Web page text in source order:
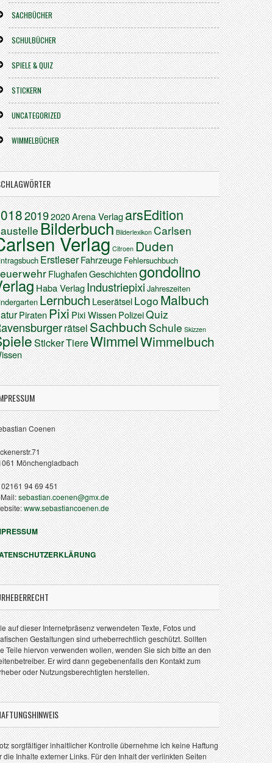
SACHBÜCHER
SCHULBÜCHER
SPIELE & QUIZ
STICKERN
UNCATEGORIZED
WIMMELBÜCHER
20192020Arena VerlagarsEdition
Bilderbuch Bilderlexikon Carlsen
VerlagCitroen Duden
ErstleserFahrzeugeFehlersuchbuch
FlughafenGeschichtengondolino
Haba VerlagIndustriepixiJahreszeiten
LernbuchLeserätselLogoMalbuch
PiratenPixiPixi WissenPolizeiQuiz
rätselSachbuchSchule Skizzen
StickerTiereWimmelWimmelbuch
Coenen
Mönchengladbach
94 69 451
Mail:sebastian.coenen@gmx.de
www.sebastiancoenen.de
auf dieser Internetpräsenz verwendeten Texte, Fotos und
Gestaltungen sind urheberrechtlich geschützt. Sollten
Teile hiervon verwenden wollen, wenden Sie sich bitte an den
Er wird dann gegebenenfalls den Kontakt zum
oder Nutzungsberechtigten herstellen.
sorgfältiger inhaltlicher Kontrolle übernehme ich keine Haftung
die Inhalte externer Links. Für den Inhalt der verlinkten Seiten